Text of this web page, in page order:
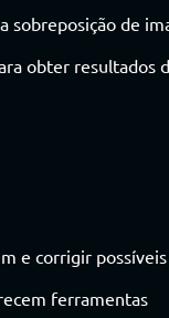
sobreposição de
obter resultados
e corrigir possíveis
ferramentas